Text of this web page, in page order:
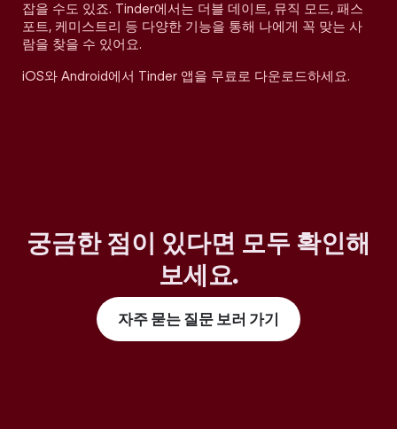
잡을 수도 있죠. Tinder에서는 더블 데이트, 뮤직 모드, 패스
포트, 케미스트리 등 다양한 기능을 통해 나에게 꼭 맞는 사
람을 찾을 수 있어요.
iOS와 Android에서 Tinder 앱을 무료로 다운로드하세요.
궁금한 점이 있다면 모두 확인해
보세요.
자주 묻는 질문 보러 가기